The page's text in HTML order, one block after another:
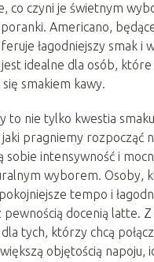
co czyni je świetnym
Americano,
łagodniejszy smak i
idealne dla osób, które
smakiem kawy.
to nie tylko kwestia
pragniemy rozpocząć
sobie intensywność i
wyborem. Osoby,
tempo i
pewnością docenią latte.
tych, którzy chcą
objętością napoju,